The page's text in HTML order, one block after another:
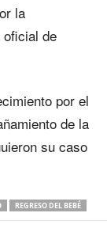
la
de
por el
de la
su caso
REGRESO DEL BEBÉ